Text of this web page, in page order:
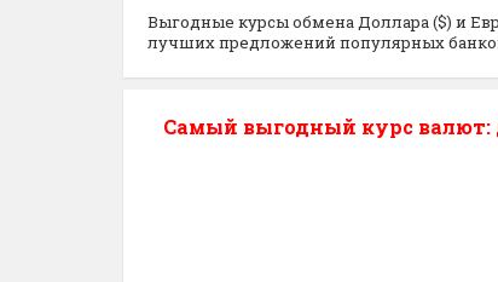
Выгодные курсы обмена Доллара ($) и
лучших предложений популярных
Самый выгодный курс валют: